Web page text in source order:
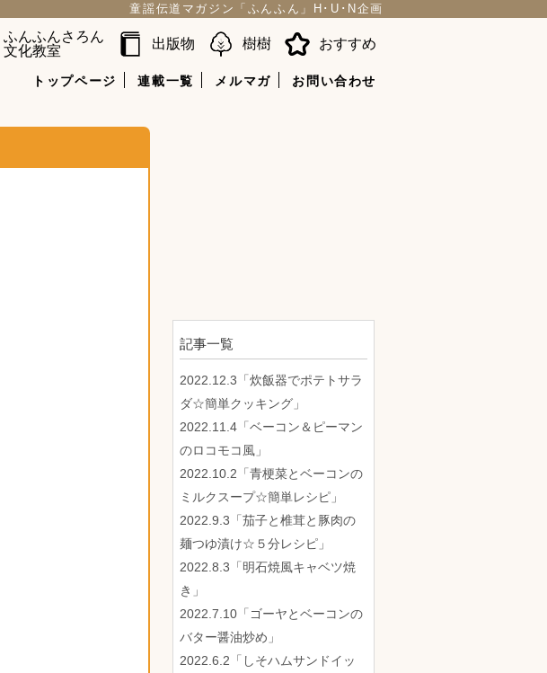
童謡伝道マガジン「ふんふん」H･U･N企画
ふんふんさろん
文化教室
出版物 樹樹 おすすめ
トップページ 連載一覧 メルマガ お問い合わせ
記事一覧
2022.12.3「炊飯器でポテトサラ
ダ☆簡単クッキング」
2022.11.4「ベーコン＆ピーマン
のロコモコ風」
2022.10.2「青梗菜とベーコンの
ミルクスープ☆簡単レシピ」
2022.9.3「茄子と椎茸と豚肉の
麺つゆ漬け☆５分レシピ」
2022.8.3「明石焼風キャベツ焼
き」
2022.7.10「ゴーヤとベーコンの
バター醤油炒め」
2022.6.2「しそハムサンドイッ